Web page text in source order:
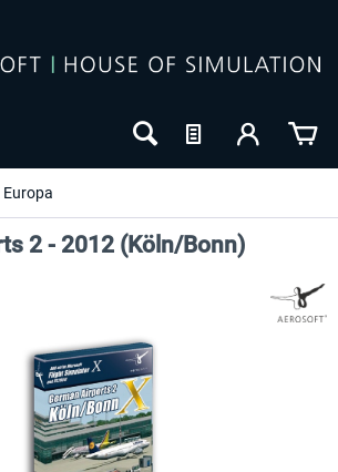
Europa
2 - 2012 (Köln/Bonn)